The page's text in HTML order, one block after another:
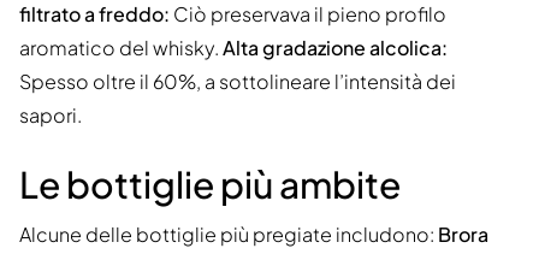
filtrato a freddo: Ciò preservava il pieno profilo
aromatico del whisky.Alta gradazione alcolica:
Spesso oltre il 60%, a sottolineare l’intensità dei
sapori.
Le bottiglie più ambite
Alcune delle bottiglie più pregiate includono: Brora